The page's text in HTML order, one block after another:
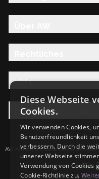
Hilfe
Entdecken Sie die
AW Artisan S.L.Calle Caleta de
IdNr:
Diese Webseite
Cookies.
Wir verwenden Cookies,
Benutzerfreundlichkeit
verbessern. Durch die
unserer Webseite
Verwendung von Cookies
Cookie-Richtlinie zu.